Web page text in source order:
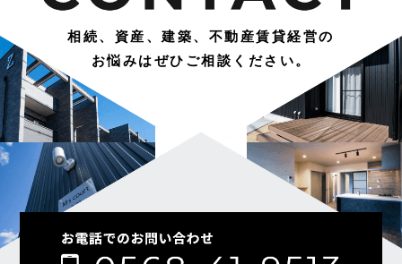
相続、資産、建築、不動産賃貸経営の
お悩みはぜひご相談ください。